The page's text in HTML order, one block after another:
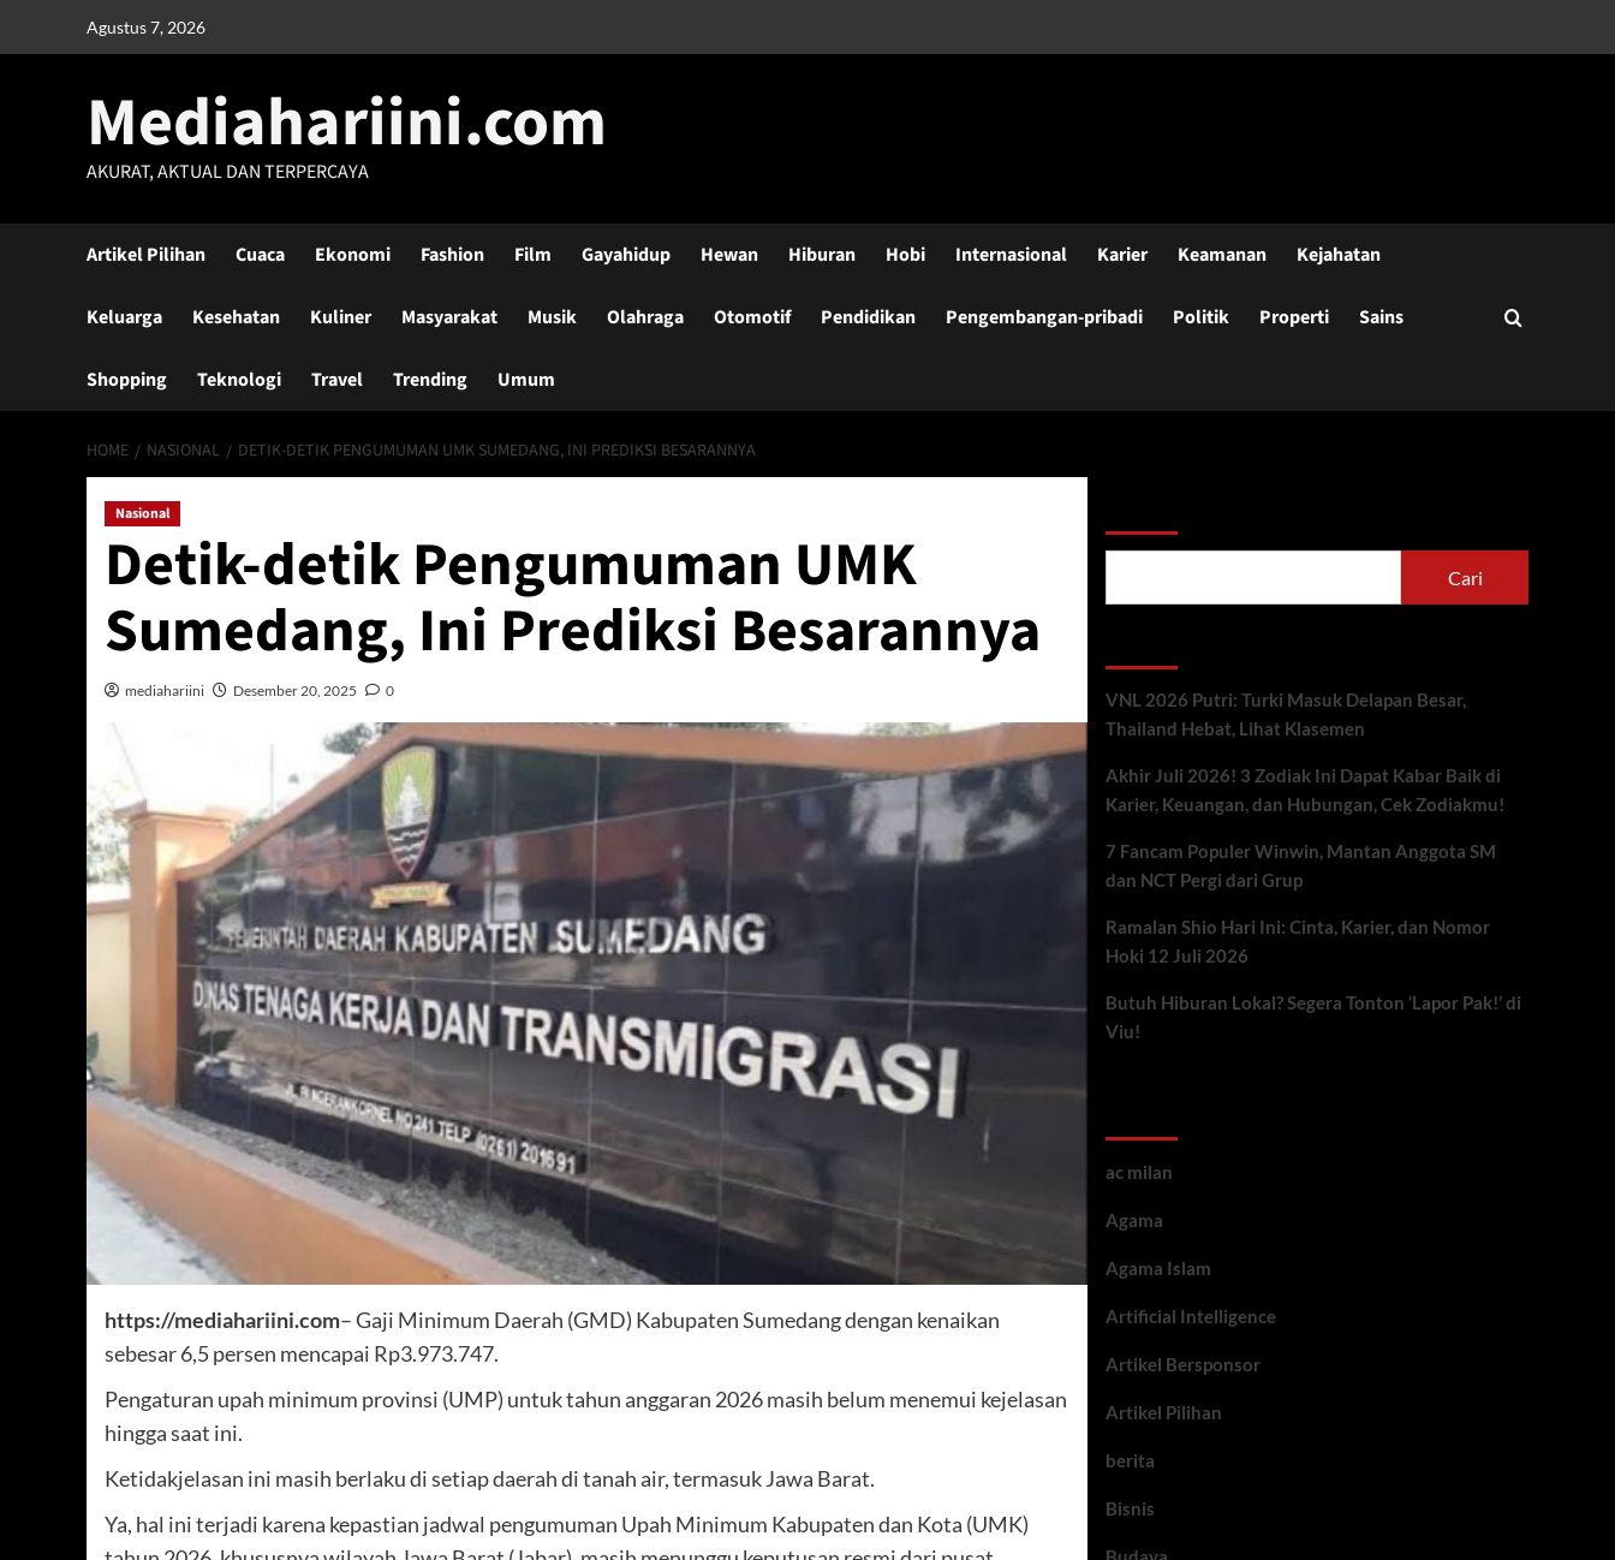
Agustus 7, 2026
Mediahariini.com
AKURAT, AKTUAL DAN TERPERCAYA
Artikel Pilihan Cuaca Ekonomi Fashion Film Gayahidup Hewan Hiburan Hobi Internasional Karier Keamanan Kejahatan
Keluarga Kesehatan Kuliner Masyarakat Musik Olahraga Otomotif Pendidikan Pengembangan-pribadi Politik Properti Sains
Shopping Teknologi Travel Trending Umum
HOME NASIONAL DETIK-DETIK PENGUMUMAN UMK SUMEDANG, INI PREDIKSI BESARANNYA
Nasional
Detik-detik Pengumuman UMK
Sumedang, Ini Prediksi Besarannya
mediahariini Desember 20, 2025 0
https://mediahariini.com– Gaji Minimum Daerah (GMD) Kabupaten Sumedang dengan kenaikan
sebesar 6,5 persen mencapai Rp3.973.747.
Pengaturan upah minimum provinsi (UMP) untuk tahun anggaran 2026 masih belum menemui kejelasan
hingga saat ini.
Ketidakjelasan ini masih berlaku di setiap daerah di tanah air, termasuk Jawa Barat.
Ya, hal ini terjadi karena kepastian jadwal pengumuman Upah Minimum Kabupaten dan Kota (UMK)
Cari
VNL 2026 Putri: Turki Masuk Delapan Besar,
Thailand Hebat, Lihat Klasemen
Akhir Juli 2026! 3 Zodiak Ini Dapat Kabar Baik di
Karier, Keuangan, dan Hubungan, Cek Zodiakmu!
7 Fancam Populer Winwin, Mantan Anggota SM
dan NCT Pergi dari Grup
Ramalan Shio Hari Ini: Cinta, Karier, dan Nomor
Hoki 12 Juli 2026
Butuh Hiburan Lokal? Segera Tonton ‘Lapor Pak!’ di
Viu!
ac milan
Agama
Agama Islam
Artificial Intelligence
Artikel Bersponsor
Artikel Pilihan
berita
Bisnis